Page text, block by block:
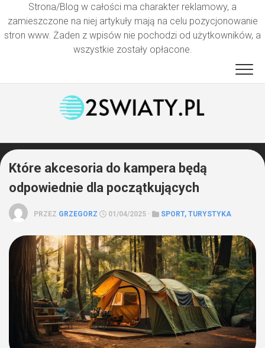
Strona/Blog w całości ma charakter reklamowy, a
zamieszczone na niej artykuły mają na celu pozycjonowanie
stron www. Żaden z wpisów nie pochodzi od użytkowników, a
wszystkie zostały opłacone.
Które akcesoria do kampera będą
odpowiednie dla początkujących
PRZEZ GRZEGORZ 01/04/2025 · SPORT, TURYSTYKA